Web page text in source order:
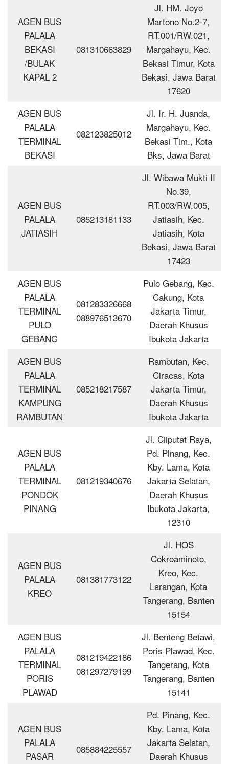
AGEN BUS
PALALA
BEKASI
/BULAK
KAPAL 2
081310663829
Jl. HM. Joyo
Martono No.2-7,
RT.001/RW.021,
Margahayu, Kec.
Bekasi Timur, Kota
Bekasi, Jawa Barat
17620
AGEN BUS
PALALA
TERMINAL
BEKASI
082123825012
Jl. Ir. H. Juanda,
Margahayu, Kec.
Bekasi Tim., Kota
Bks, Jawa Barat
AGEN BUS
PALALA
JATIASIH
085213181133
Jl. Wibawa Mukti II
No.39,
RT.003/RW.005,
Jatiasih, Kec.
Jatiasih, Kota
Bekasi, Jawa Barat
17423
AGEN BUS
PALALA
TERMINAL
PULO
GEBANG
081283326668
088976513670
Pulo Gebang, Kec.
Cakung, Kota
Jakarta Timur,
Daerah Khusus
Ibukota Jakarta
AGEN BUS
PALALA
TERMINAL
KAMPUNG
RAMBUTAN
085218217587
Rambutan, Kec.
Ciracas, Kota
Jakarta Timur,
Daerah Khusus
Ibukota Jakarta
AGEN BUS
PALALA
TERMINAL
PONDOK
PINANG
081219340676
Jl. Ciiputat Raya,
Pd. Pinang, Kec.
Kby. Lama, Kota
Jakarta Selatan,
Daerah Khusus
Ibukota Jakarta,
12310
AGEN BUS
PALALA
KREO
081381773122
Jl. HOS
Cokroaminoto,
Kreo, Kec.
Larangan, Kota
Tangerang, Banten
15154
AGEN BUS
PALALA
TERMINAL
PORIS
PLAWAD
081219422186
081297279199
Jl. Benteng Betawi,
Poris Plawad, Kec.
Tangerang, Kota
Tangerang, Banten
15141
AGEN BUS
PALALA
PASAR
085884225557
Pd. Pinang, Kec.
Kby. Lama, Kota
Jakarta Selatan,
Daerah Khusus